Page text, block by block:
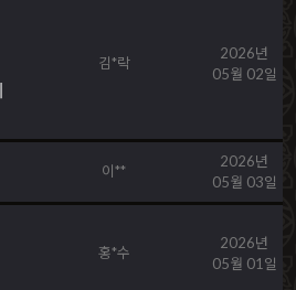
김*락
2026년
05월 02일
이**
2026년
05월 03일
홍*수
2026년
05월 01일